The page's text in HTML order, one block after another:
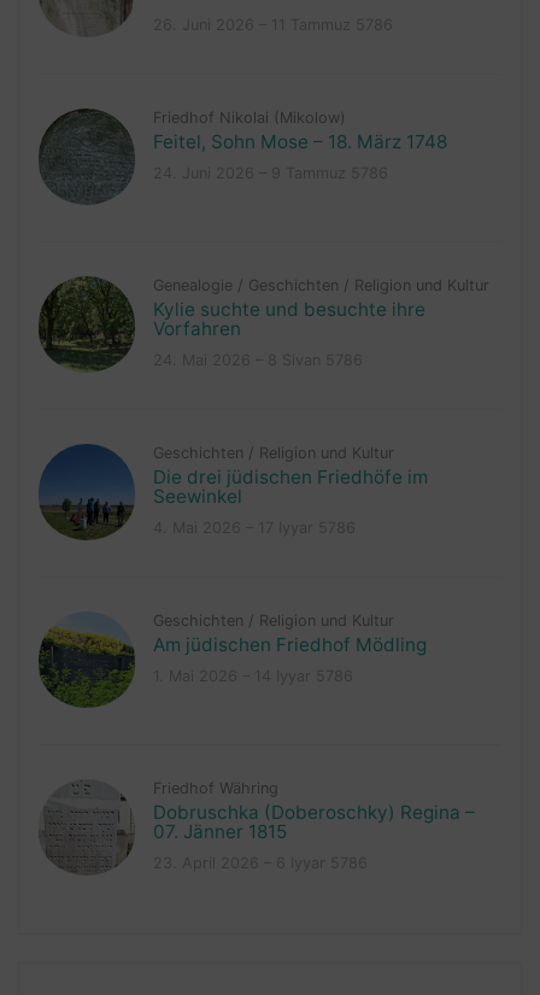
Friedhof Nikolai (Mikolow)
Feitel, Sohn Mose – 18. März 1748
Genealogie / Geschichten / Religion und Kultur
Kylie suchte und besuchte ihre
Vorfahren
Geschichten / Religion und Kultur
Die drei jüdischen Friedhöfe im
Seewinkel
Geschichten / Religion und Kultur
Am jüdischen Friedhof Mödling
Friedhof Währing
Dobruschka (Doberoschky) Regina –
07. Jänner 1815